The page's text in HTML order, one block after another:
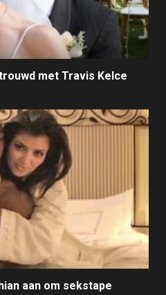
met Travis Kelce
aan om sekstape